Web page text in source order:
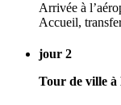
Arrivée à
Accueil,
jour 2
Tour de ville à